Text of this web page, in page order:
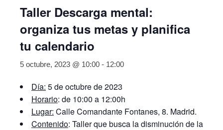
Taller Descarga mental:
organiza tus metas y planifica
tu calendario
5 octubre, 2023 @ 10:00 - 12:00
Día: 5 de octubre de 2023
Horario: de 10:00 a 12:00h
Lugar: Calle Comandante Fontanes, 8. Madrid.
Contenido: Taller que busca la disminución de la